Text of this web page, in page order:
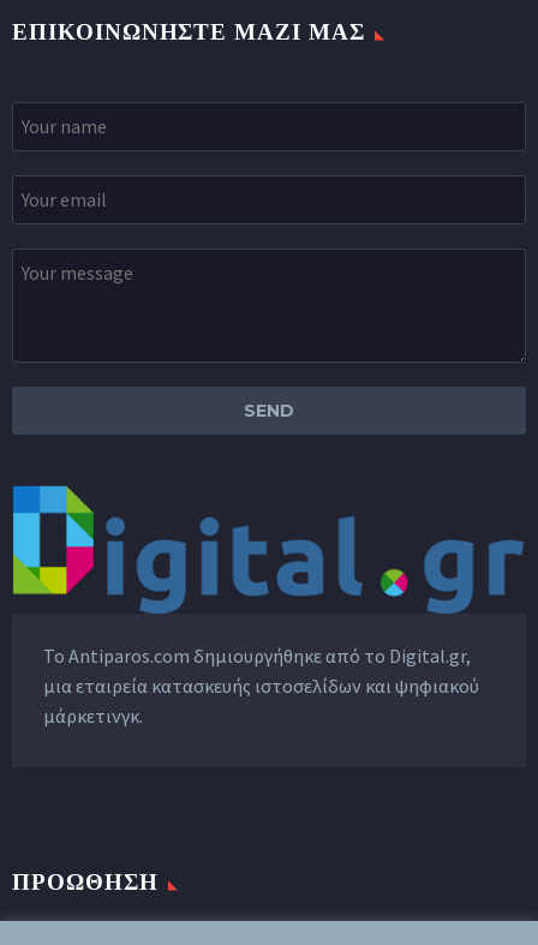
ΕΠΙΚΟΙΝΩΝΉΣΤΕ ΜΑΖΊ ΜΑΣ
Το Antiparos.com δημιουργήθηκε από το Digital.gr,
μια εταιρεία κατασκευής ιστοσελίδων και ψηφιακού
μάρκετινγκ.
ΠΡΟΩΘΗΣΗ